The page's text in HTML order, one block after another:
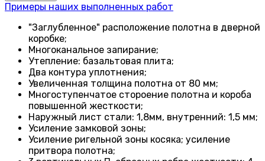
Примеры наших выполненных работ
"Заглубленное" расположение полотна в дверной
коробке;
Многоканальное запирание;
Утепление: базальтовая плита;
Два контура уплотнения;
Увеличенная толщина полотна от 80 мм;
Многоступенчатое стороение полотна и короба
повышенной жесткости;
Наружный лист стали: 1,8мм, внутренний: 1,5 мм;
Усиление замковой зоны;
Усиление ригельной зоны косяка; усиление
притвора полотна;